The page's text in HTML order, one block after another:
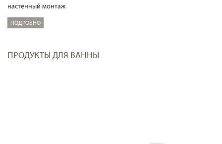
настенный монтаж
ПОДРОБНО
ПРОДУКТЫ ДЛЯ ВАННЫ